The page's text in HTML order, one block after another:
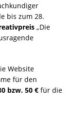
bis zum 28.
„Die
Website
für den
bzw. 50 € für die